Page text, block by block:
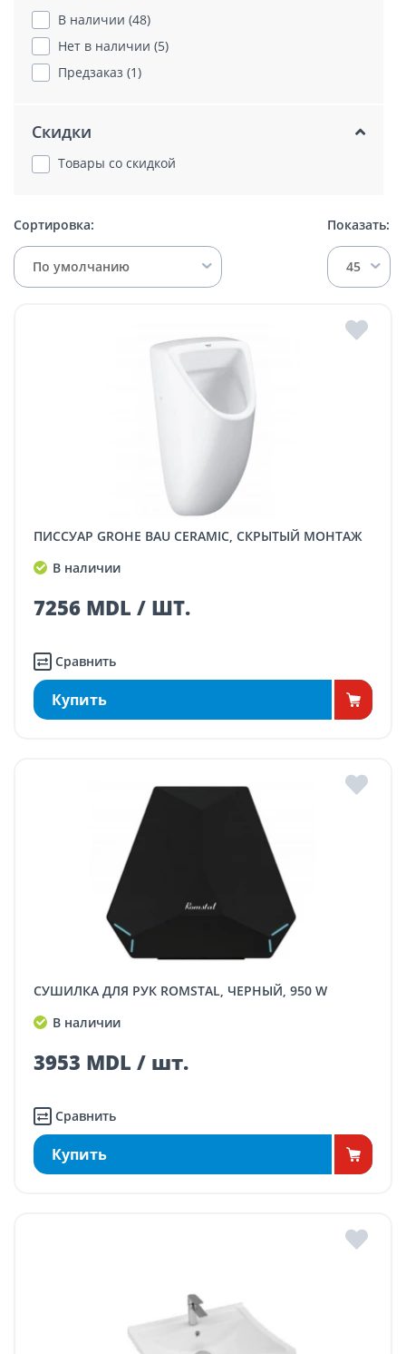
В наличии (48)
Нет в наличии (5)
Предзаказ (1)
Скидки
Товары со скидкой
Сортировка:
По умолчанию
Показать:
45
ПИССУАР GROHE BAU CERAMIC, СКРЫТЫЙ МОНТАЖ
В наличии
7256 MDL / ШТ.
Сравнить
Купить
СУШИЛКА ДЛЯ РУК ROMSTAL, ЧЕРНЫЙ, 950 W
В наличии
3953 MDL / шт.
Сравнить
Купить